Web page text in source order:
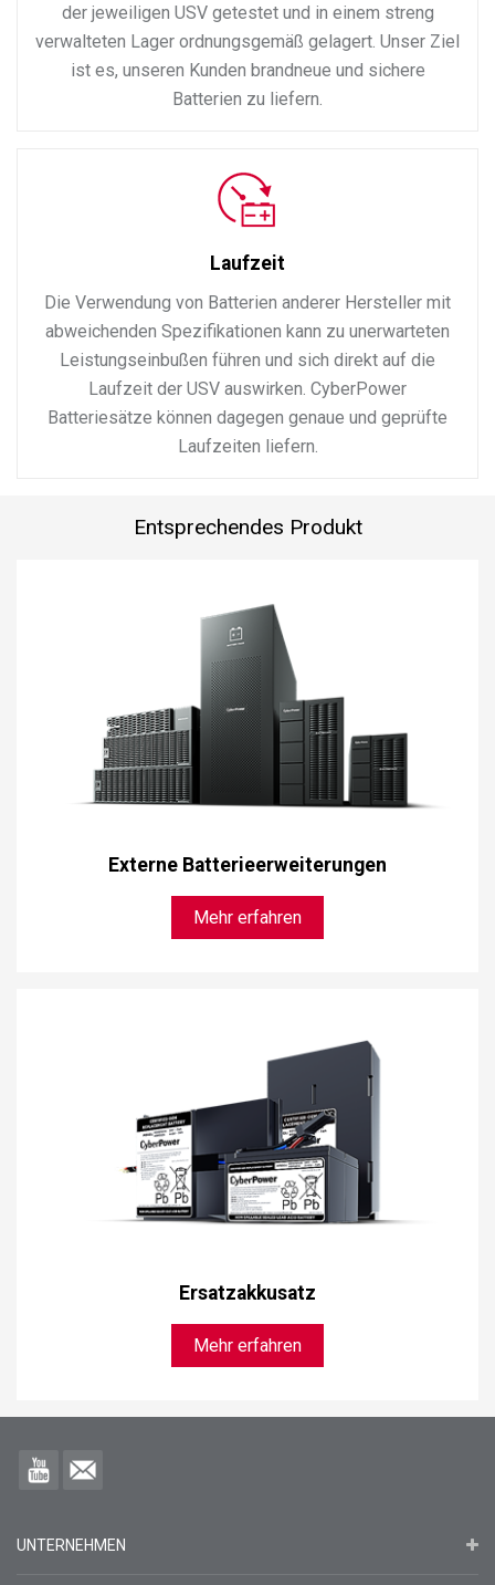
der jeweiligen USV getestet und in einem streng
verwalteten Lager ordnungsgemäß gelagert. Unser Ziel
ist es, unseren Kunden brandneue und sichere
Batterien zu liefern.
Laufzeit
Die Verwendung von Batterien anderer Hersteller mit
abweichenden Spezifikationen kann zu unerwarteten
Leistungseinbußen führen und sich direkt auf die
Laufzeit der USV auswirken. CyberPower
Batteriesätze können dagegen genaue und geprüfte
Laufzeiten liefern.
Entsprechendes Produkt
Externe Batterieerweiterungen
Mehr erfahren
Ersatzakkusatz
Mehr erfahren
UNTERNEHMEN